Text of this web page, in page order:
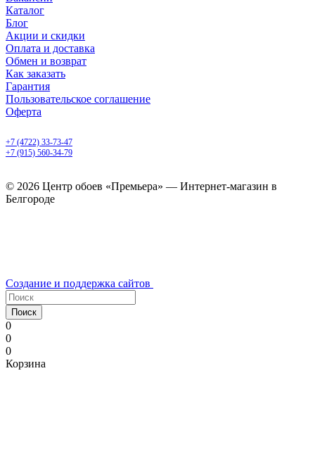
Каталог
Блог
Акции и скидки
Оплата и доставка
Обмен и возврат
Как заказать
Гарантия
Пользовательское соглашение
Оферта
+7 (4722) 33-73-47
+7 (915) 560-34-79
© 2026 Центр обоев «Премьера» — Интернет-магазин в
Белгороде
Создание и поддержка сайтов
Поиск
0
0
0
Корзина